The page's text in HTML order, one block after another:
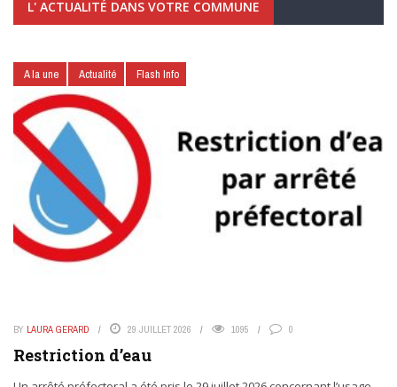
L' ACTUALITÉ DANS VOTRE COMMUNE
A la une Actualité Flash Info
BY LAURA GERARD 29 JUILLET 2026 1095 0
Restriction d’eau